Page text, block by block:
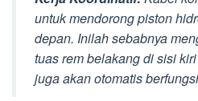
untuk mendorong piston
depan. Inilah sebabnya
tuas rem belakang di sisi
juga akan otomatis